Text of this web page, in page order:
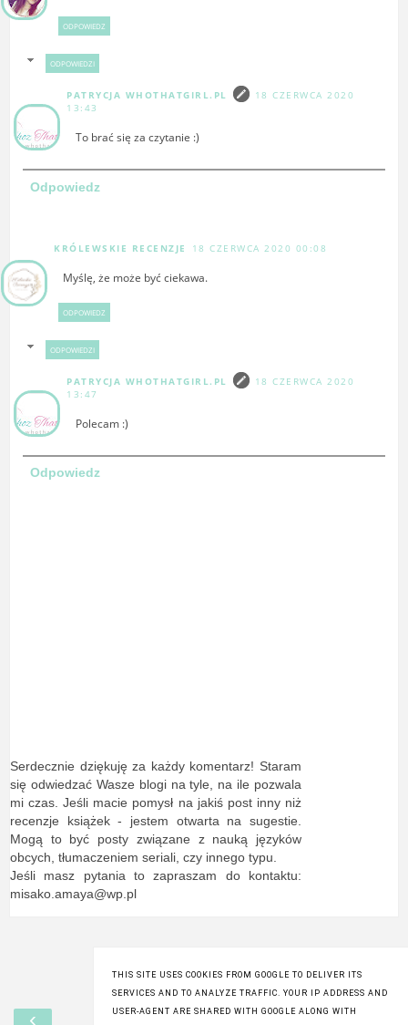
ODPOWIEDZ
ODPOWIEDZI
PATRYCJA WHOTHATGIRL.PL
18 CZERWCA 2020
13:43
To brać się za czytanie :)
Odpowiedz
KRÓLEWSKIE RECENZJE 18 CZERWCA 2020 00:08
Myślę, że może być ciekawa.
ODPOWIEDZ
ODPOWIEDZI
PATRYCJA WHOTHATGIRL.PL
18 CZERWCA 2020
13:47
Polecam :)
Odpowiedz
Serdecznie dziękuję za każdy komentarz! Staram
się odwiedzać Wasze blogi na tyle, na ile pozwala
mi czas. Jeśli macie pomysł na jakiś post inny niż
recenzje książek - jestem otwarta na sugestie.
Mogą to być posty związane z nauką języków
obcych, tłumaczeniem seriali, czy innego typu.
Jeśli masz pytania to zapraszam do kontaktu:
misako.amaya@wp.pl
‹
THIS SITE USES COOKIES FROM GOOGLE TO DELIVER ITS
SERVICES AND TO ANALYZE TRAFFIC. YOUR IP ADDRESS AND
USER-AGENT ARE SHARED WITH GOOGLE ALONG WITH